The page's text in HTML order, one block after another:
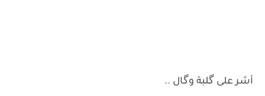
أشر على گلبة وگال ..